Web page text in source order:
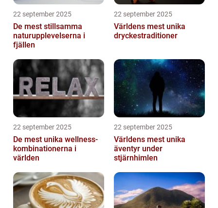
22 september 2025
De mest stillsamma
naturupplevelserna i
fjällen
22 september 2025
Världens mest unika
dryckestraditioner
22 september 2025
De mest unika wellness-
kombinationerna i
världen
22 september 2025
Världens mest unika
äventyr under
stjärnhimlen